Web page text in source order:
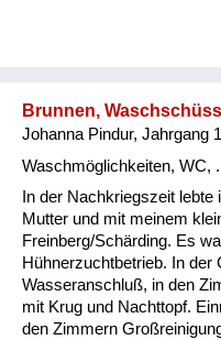
Brunnen,
Johanna Pindur, Jahrgang
Waschmöglichkeiten, WC,
In der Nachkriegszeit
Mutter und mit meinem
Freinberg/Schärding. Es
Hühnerzuchtbetrieb. In
Wasseranschluß, in den
mit Krug und Nachttopf.
den Zimmern